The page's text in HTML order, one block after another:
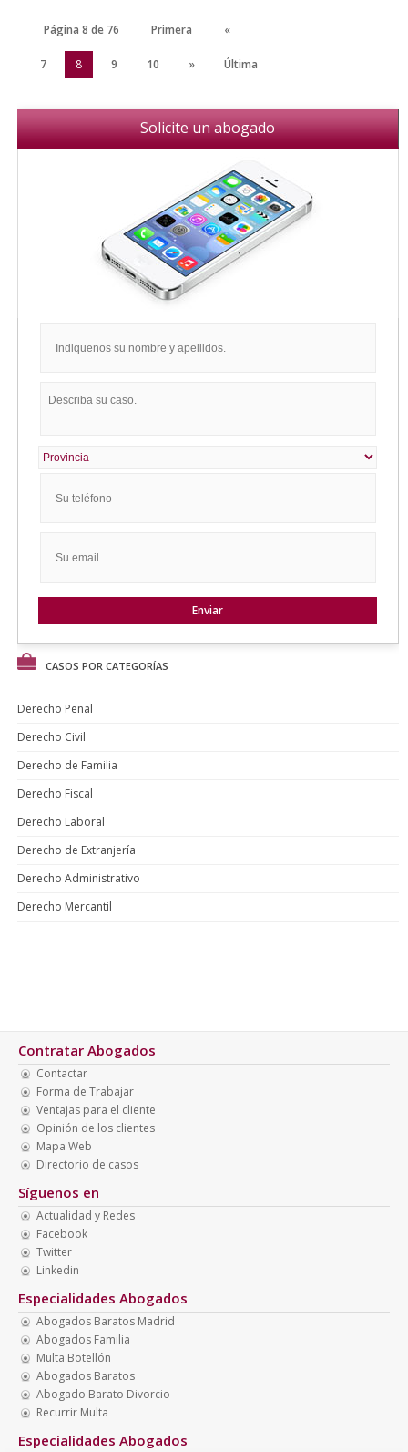
Página 8 de 76 Primera «
7 8 9 10 » Última
Solicite un abogado
CASOS POR CATEGORÍAS
Derecho Penal
Derecho Civil
Derecho de Familia
Derecho Fiscal
Derecho Laboral
Derecho de Extranjería
Derecho Administrativo
Derecho Mercantil
Contratar Abogados
Contactar
Forma de Trabajar
Ventajas para el cliente
Opinión de los clientes
Mapa Web
Directorio de casos
Síguenos en
Actualidad y Redes
Facebook
Twitter
Linkedin
Especialidades Abogados
Abogados Baratos Madrid
Abogados Familia
Multa Botellón
Abogados Baratos
Abogado Barato Divorcio
Recurrir Multa
Especialidades Abogados